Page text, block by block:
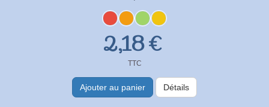
2,18 €
TTC
Ajouter au panier Détails